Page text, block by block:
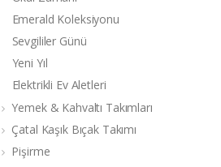
Emerald Koleksiyonu
Sevgililer Günü
Yeni Yıl
Elektrikli Ev Aletleri
Yemek & Kahvaltı Takımları
Çatal Kaşık Bıçak Takımı
Pişirme